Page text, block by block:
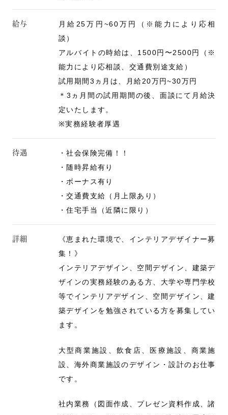
給与
月給25万円~60万円（※能力により応相
談）
アルバイトの時給は、1500円〜2500円（※
能力により応相談、交通費別途支給）
試用期間3ヵ月は、月給20万円~30万円
＊3ヵ月間の試用期間の後、面談にて月給決
定いたします。
※実務経験者厚遇
待遇
・社会保険完備！！
・随時昇給有り
・ボーナス有り
・交通費支給（月上限あり）
・住宅手当（近隣に限り）
詳細
《恵まれた環境で、インテリアデザイナー募
集！》
インテリアデザイン、空間デザイン、建築デ
ザインの実務経験のある方、大学や専門学校
等でインテリアデザイン、空間デザイン、建
築デザインを勉強されている方を募集してい
ます。
大型商業施設、飲食店、医療施設、商業施
設、海外商業施設のデザイン・設計のお仕事
です。
社内業務（図面作成、プレゼン資料作成、諸